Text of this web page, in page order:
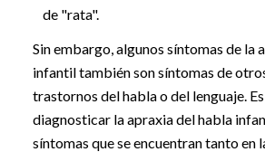
de "rata".
Sin embargo, algunos síntomas de la
infantil también son síntomas de
trastornos del habla o del lenguaje.
diagnosticar la apraxia del habla
síntomas que se encuentran tanto en